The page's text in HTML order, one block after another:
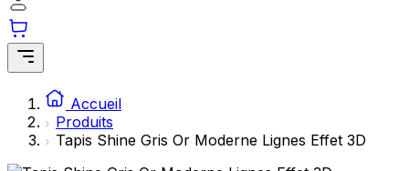
Accueil
Produits
Tapis Shine Gris Or Moderne Lignes Effet 3D